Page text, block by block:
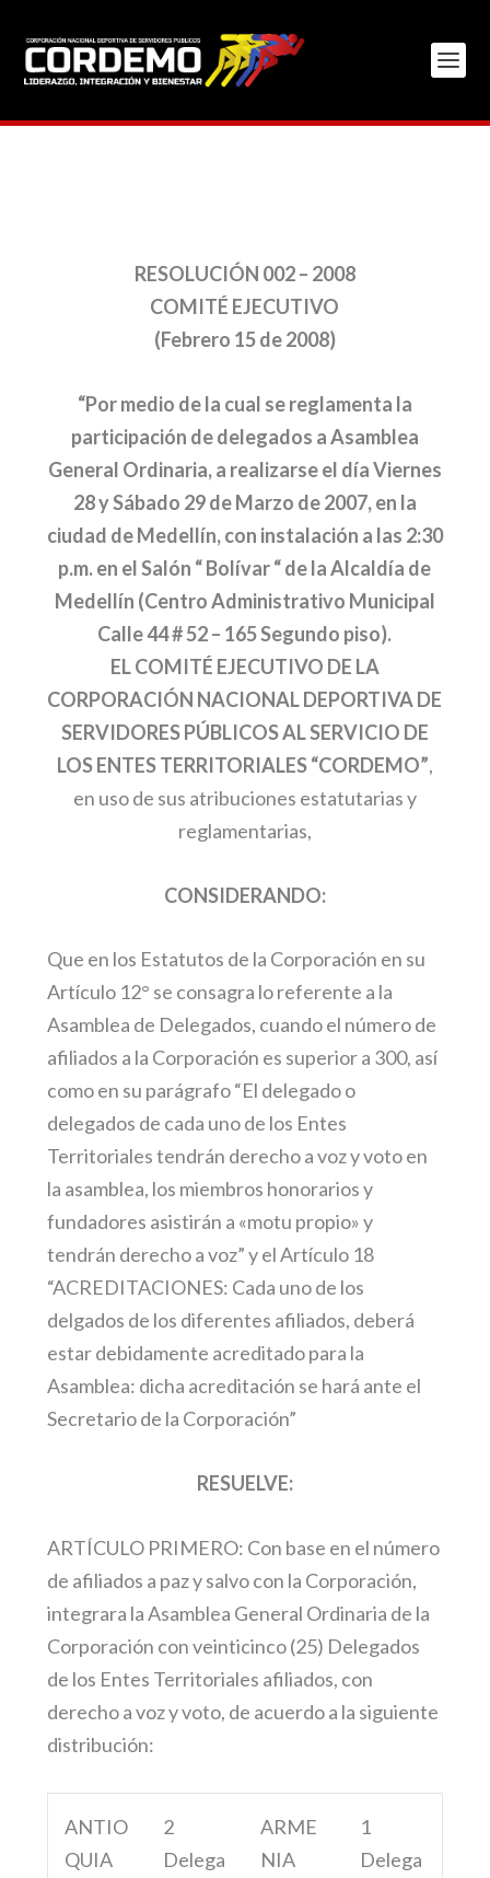
RESOLUCIÓN 002 – 2008
COMITÉ EJECUTIVO
(Febrero 15 de 2008)
“Por medio de la cual se reglamenta la
participación de delegados a Asamblea
General Ordinaria, a realizarse el día Viernes
28 y Sábado 29 de Marzo de 2007, en la
ciudad de Medellín, con instalación a las 2:30
p.m. en el Salón “ Bolívar “ de la Alcaldía de
Medellín (Centro Administrativo Municipal
Calle 44 # 52 – 165 Segundo piso).
EL COMITÉ EJECUTIVO DE LA
CORPORACIÓN NACIONAL DEPORTIVA DE
SERVIDORES PÚBLICOS AL SERVICIO DE
LOS ENTES TERRITORIALES “CORDEMO”,
en uso de sus atribuciones estatutarias y
reglamentarias,
CONSIDERANDO:
Que en los Estatutos de la Corporación en su
Artículo 12° se consagra lo referente a la
Asamblea de Delegados, cuando el número de
afiliados a la Corporación es superior a 300, así
como en su parágrafo “El delegado o
delegados de cada uno de los Entes
Territoriales tendrán derecho a voz y voto en
la asamblea, los miembros honorarios y
fundadores asistirán a «motu propio» y
tendrán derecho a voz” y el Artículo 18
“ACREDITACIONES: Cada uno de los
delgados de los diferentes afiliados, deberá
estar debidamente acreditado para la
Asamblea: dicha acreditación se hará ante el
Secretario de la Corporación”
RESUELVE:
ARTÍCULO PRIMERO: Con base en el número
de afiliados a paz y salvo con la Corporación,
integrara la Asamblea General Ordinaria de la
Corporación con veinticinco (25) Delegados
de los Entes Territoriales afiliados, con
derecho a voz y voto, de acuerdo a la siguiente
distribución:
ANTIO
QUIA
2
Delega
ARME
NIA
1
Delega